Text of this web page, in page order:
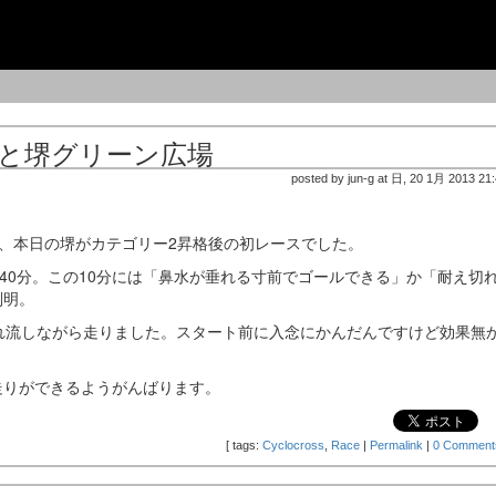
堺グリーン広場
posted by jun-g at 日, 20 1月 2013
日の堺がカテゴリー2昇格後の初レースでした。
分。この10分には「鼻水が垂れる寸前でゴールできる」か「耐え切
。
しながら走りました。スタート前に入念にかんだんですけど効果無
ができるようがんばります。
[ tags: Cyclocross Race | Permalink | 0